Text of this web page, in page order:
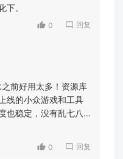
下。
0 回复
前好用太多！资源库
线的小众游戏和工具
也稳定，没有乱七八
清爽了，用了半个月
0 回复